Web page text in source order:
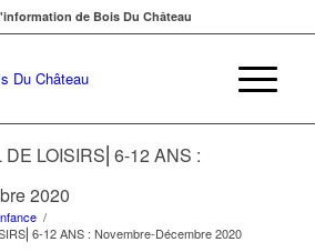
de Bois Du Château
LOISIRS⎜6-12 ANS :
2020
/
12 ANS : Novembre-Décembre 2020